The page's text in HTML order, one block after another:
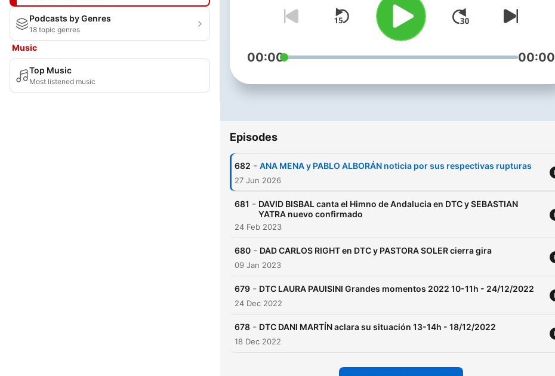
Podcasts by Genres
18 topic genres
Music
Top Music
Most listened music
00:00 00:00
Episodes
682 - ANA MENA y PABLO ALBORÁN noticia por sus respectivas rupturas
27 Jun 2026
681 - DAVID BISBAL canta el Himno de Andalucia en DTC y SEBASTIAN
YATRA nuevo confirmado
24 Feb 2023
680 - DAD CARLOS RIGHT en DTC y PASTORA SOLER cierra gira
09 Jan 2023
679 - DTC LAURA PAUISINI Grandes momentos 2022 10-11h - 24/12/2022
24 Dec 2022
678 - DTC DANI MARTÍN aclara su situación 13-14h - 18/12/2022
18 Dec 2022